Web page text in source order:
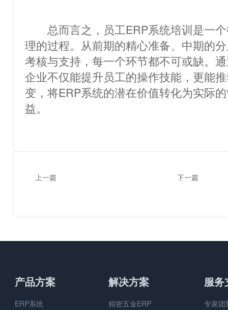
总而言之，员工ERP系统培训是一个
理的过程。从前期的精心准备、中期的
考核与支持，每一个环节都不可或缺。
企业不仅能提升员工的操作技能，更能推
变，将ERP系统的潜在价值转化为实际
益。
上一篇
下一篇
产品方案
ERP系统
解决方案
精密五金ERP
服务
专家团